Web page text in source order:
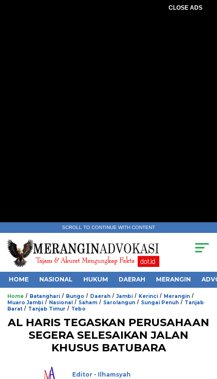
CLOSE ADS
SCROLL TO CONTINUE WITH CONTENT
HOME NASIONAL HUKUM DAERAH MERANGIN
Home / Batanghari / Bungo / Daerah / Jambi / Kerinci / Merangin /
Muaro Jambi / Nasional / Saham / Sarolangun / Sungai Penuh / Tanjab
Barat/ Tanjab Timur / Tebo
AL HARIS TEGASKAN PERUSAHAAN
SEGERA SELESAIKAN JALAN
KHUSUS BATUBARA
Editor - Ilhamsyah